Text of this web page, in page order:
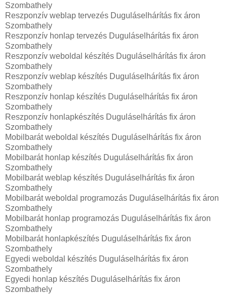
Szombathely
Reszponzív weblap tervezés Duguláselhárítás fix áron
Szombathely
Reszponzív honlap tervezés Duguláselhárítás fix áron
Szombathely
Reszponzív weboldal készítés Duguláselhárítás fix áron
Szombathely
Reszponzív weblap készítés Duguláselhárítás fix áron
Szombathely
Reszponzív honlap készítés Duguláselhárítás fix áron
Szombathely
Reszponzív honlapkészítés Duguláselhárítás fix áron
Szombathely
Mobilbarát weboldal készítés Duguláselhárítás fix áron
Szombathely
Mobilbarát honlap készítés Duguláselhárítás fix áron
Szombathely
Mobilbarát weblap készítés Duguláselhárítás fix áron
Szombathely
Mobilbarát weboldal programozás Duguláselhárítás fix áron
Szombathely
Mobilbarát honlap programozás Duguláselhárítás fix áron
Szombathely
Mobilbarát honlapkészítés Duguláselhárítás fix áron
Szombathely
Egyedi weboldal készítés Duguláselhárítás fix áron
Szombathely
Egyedi honlap készítés Duguláselhárítás fix áron
Szombathely